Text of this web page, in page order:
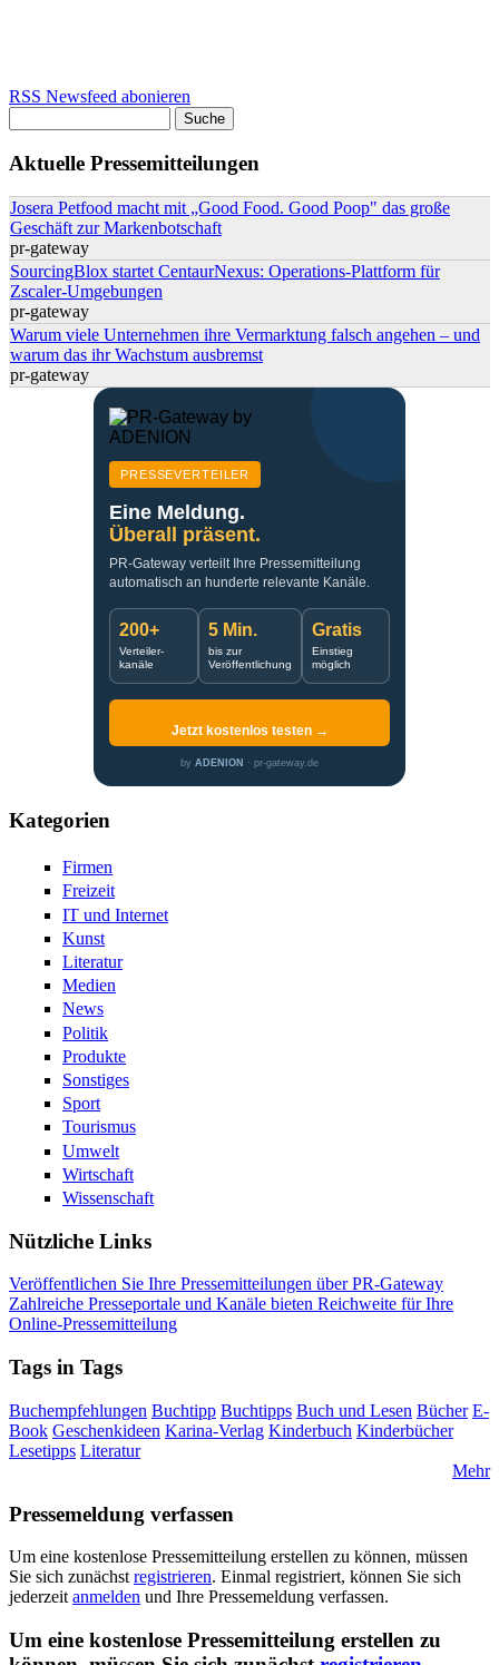
RSS Newsfeed abonieren
Aktuelle Pressemitteilungen
Josera Petfood macht mit „Good Food. Good Poop" das große
Geschäft zur Markenbotschaft
pr-gateway
SourcingBlox startet CentaurNexus: Operations-Plattform für
Zscaler-Umgebungen
pr-gateway
Warum viele Unternehmen ihre Vermarktung falsch angehen – und
warum das ihr Wachstum ausbremst
pr-gateway
PRESSEVERTEILER
Eine Meldung.
Überall präsent.
PR-Gateway verteilt Ihre Pressemitteilung
automatisch an hunderte relevante Kanäle.
200+
Verteiler-
kanäle
5 Min.
bis zur
Veröffentlichung
Gratis
Einstieg
möglich
Jetzt kostenlos testen →
by ADENION · pr-gateway.de
Kategorien
Firmen
Freizeit
IT und Internet
Kunst
Literatur
Medien
News
Politik
Produkte
Sonstiges
Sport
Tourismus
Umwelt
Wirtschaft
Wissenschaft
Nützliche Links
Veröffentlichen Sie Ihre Pressemitteilungen über PR-Gateway
Zahlreiche Presseportale und Kanäle bieten Reichweite für Ihre
Online-Pressemitteilung
Tags in Tags
Buchempfehlungen Buchtipp Buchtipps Buch und Lesen Bücher E-
Book Geschenkideen Karina-Verlag Kinderbuch Kinderbücher
Lesetipps Literatur
Mehr
Pressemeldung verfassen
Um eine kostenlose Pressemitteilung erstellen zu können, müssen
Sie sich zunächst registrieren. Einmal registriert, können Sie sich
jederzeit anmelden und Ihre Pressemeldung verfassen.
Um eine kostenlose Pressemitteilung erstellen zu